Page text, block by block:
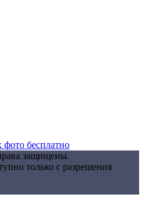
бесплатно
защищены.
только с разрешения